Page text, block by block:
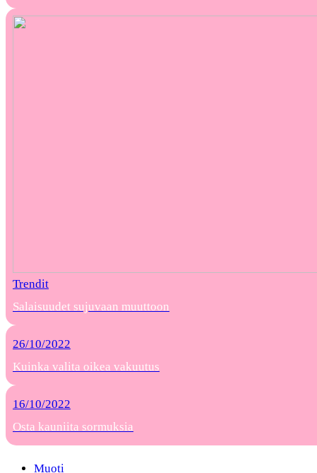
Trendit
Salaisuudet sujuvaan muuttoon
26/10/2022
Kuinka valita oikea vakuutus
16/10/2022
Osta kauniita sormuksia
Muoti